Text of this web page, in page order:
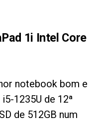
1i Intel Core
notebook bom e
1235U de 12ª
de 512GB num